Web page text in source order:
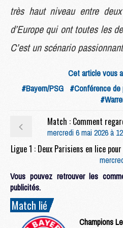
très haut niveau entre
d’Europe qui ont toutes les
C’est un scénario
Cet article vous
#Bayern/PSG #Conférence de
Match : Comment
mercredi 6 mai 2026 à
Ligue 1 : Deux Parisiens en lice
Vous pouvez retrouver les
publicités.
Match lié
Champions